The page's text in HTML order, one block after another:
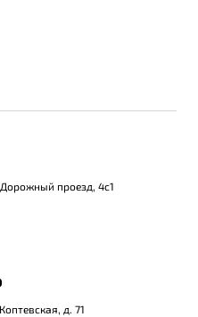
проезд, 4с1
д. 71